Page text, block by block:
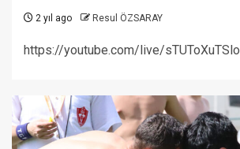
2 yıl ago Resul ÖZSARAY
https://youtube.com/live/sTUToXuTSlo